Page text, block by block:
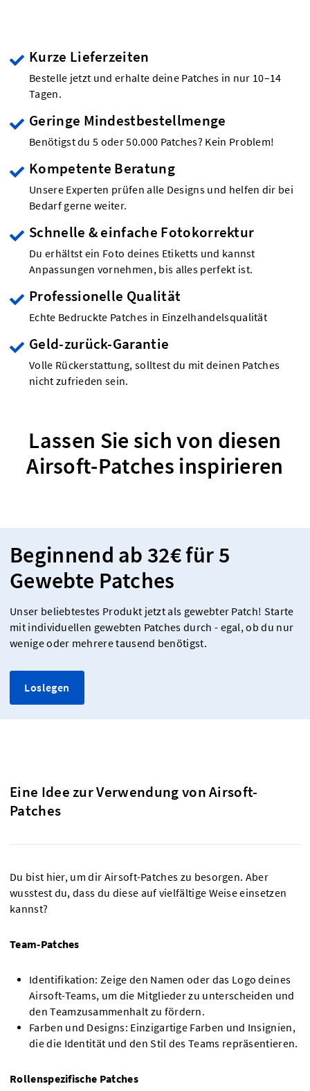
Kurze Lieferzeiten
Bestelle jetzt und erhalte deine Patches in nur 10–14
Tagen.
Geringe Mindestbestellmenge
Benötigst du 5 oder 50.000 Patches? Kein Problem!
Kompetente Beratung
Unsere Experten prüfen alle Designs und helfen dir bei
Bedarf gerne weiter.
Schnelle & einfache Fotokorrektur
Du erhältst ein Foto deines Etiketts und kannst
Anpassungen vornehmen, bis alles perfekt ist.
Professionelle Qualität
Echte Bedruckte Patches in Einzelhandelsqualität
Geld-zurück-Garantie
Volle Rückerstattung, solltest du mit deinen Patches
nicht zufrieden sein.
Lassen Sie sich von diesen
Airsoft-Patches inspirieren
Beginnend ab 32€ für 5
Gewebte Patches
Unser beliebtestes Produkt jetzt als gewebter Patch! Starte
mit individuellen gewebten Patches durch - egal, ob du nur
wenige oder mehrere tausend benötigst.
Loslegen
Eine Idee zur Verwendung von Airsoft-
Patches
Du bist hier, um dir Airsoft-Patches zu besorgen. Aber
wusstest du, dass du diese auf vielfältige Weise einsetzen
kannst?
Team-Patches
Identifikation: Zeige den Namen oder das Logo deines
Airsoft-Teams, um die Mitglieder zu unterscheiden und
den Teamzusammenhalt zu fördern.
Farben und Designs: Einzigartige Farben und Insignien,
die die Identität und den Stil des Teams repräsentieren.
Rollenspezifische Patches